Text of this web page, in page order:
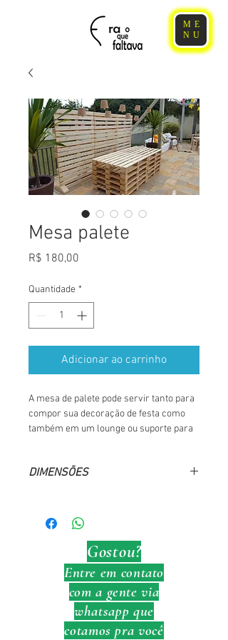
ME
NU
Mesa palete
R$ 180,00
Quantidade *
Adicionar ao carrinho
A mesa de palete pode servir tanto para
compor sua decoração de festa como
também em um lounge ou suporte para
portanto suporta diversos tamanhos,
DIMENSÕES
Altura: 78cm
Comprimento: 100cm
Gostou?
Entre em contato
com a gente via
whatsapp que
cotamos pra você